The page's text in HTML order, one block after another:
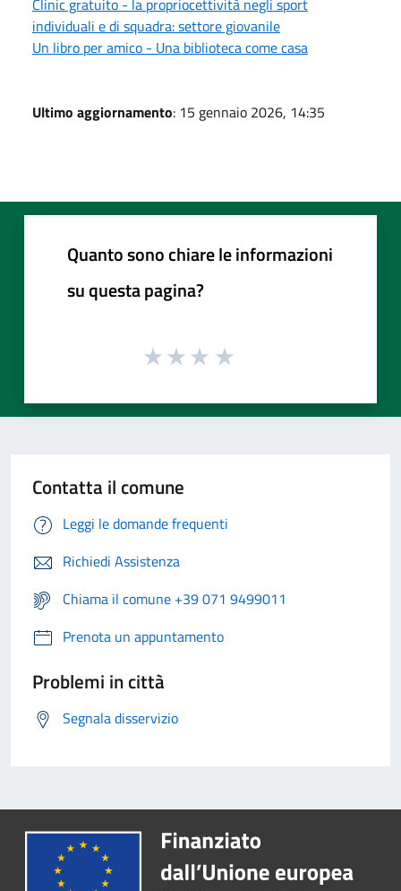
individuali e di squadra: settore giovanile
Un libro per amico - Una biblioteca come casa
Ultimo aggiornamento: 15 gennaio 2026, 14:35
Quanto sono chiare le informazioni
su questa pagina?
Contatta il comune
Leggi le domande frequenti
Richiedi Assistenza
Chiama il comune +39 071 9499011
Prenota un appuntamento
Problemi in città
Segnala disservizio